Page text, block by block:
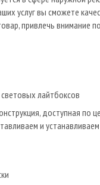
услуг вы сможете
привлечь внимание
лайтбоксов
доступная по
и